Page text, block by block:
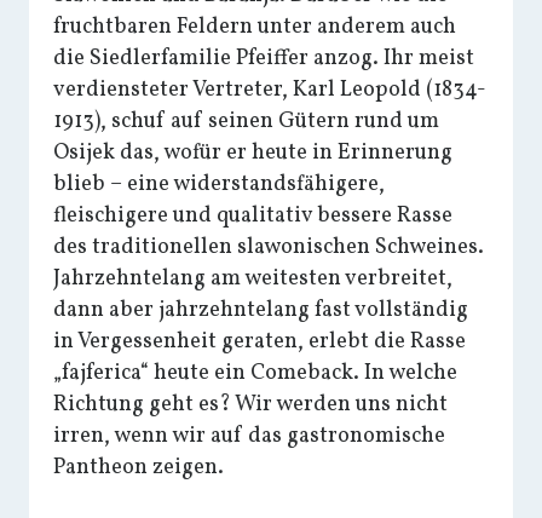
fruchtbaren Feldern unter anderem auch
die Siedlerfamilie Pfeiffer anzog. Ihr meist
verdiensteter Vertreter, Karl Leopold (1834-
1913), schuf auf seinen Gütern rund um
Osijek das, wofür er heute in Erinnerung
blieb – eine widerstandsfähigere,
fleischigere und qualitativ bessere Rasse
des traditionellen slawonischen Schweines.
Jahrzehntelang am weitesten verbreitet,
dann aber jahrzehntelang fast vollständig
in Vergessenheit geraten, erlebt die Rasse
„fajferica“ heute ein Comeback. In welche
Richtung geht es? Wir werden uns nicht
irren, wenn wir auf das gastronomische
Pantheon zeigen.